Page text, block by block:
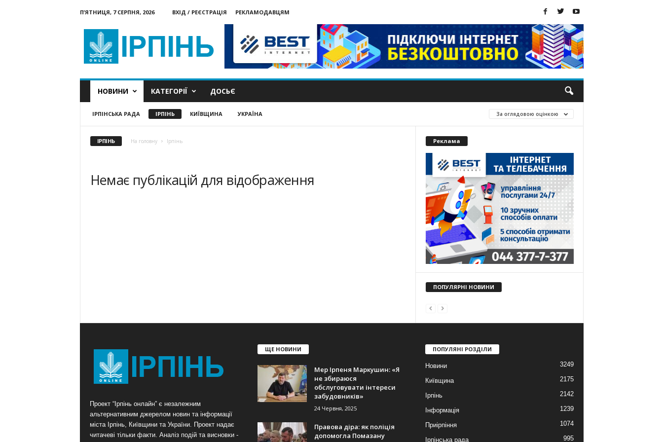
П’ЯТНИЦЯ, 7 СЕРПНЯ, 2026 ВХІД / РЕЄСТРАЦІЯ
РЕКЛАМОДАВЦЯМ
онлайн
НОВИНИ КАТЕГОРІЇ ДОСЬЄ
ІРПІНСЬКА РАДА ІРПІНЬ КИЇВЩИНА УКРАЇНА За оглядовою оцінкою
ІРПІНЬ На головну Ірпінь
Немає публікацій для відображення
Реклама
ПОПУЛЯРНІ НОВИНИ
Проект “Ірпінь онлайн” є незалежним
альтернативним джерелом новин та інформації
міста Ірпінь, Київщини та України. Проект надає
читачеві тільки факти. Аналіз подій та висновки -
ЩЕ НОВИНИ
Мер Ірпеня Маркушин: «Я
не збираюся
обслуговувати інтереси
забудовників»
24 Червня, 2025
Правова діра: як поліція
допомогла Помазану
ПОПУЛЯНІ РОЗДІЛИ
Новини 3249
Київщина 2175
Ірпінь 2142
Інформація 1239
Приірпіння 1074
Ірпінська рада 995